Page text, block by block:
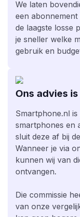
We laten
een
de laagste losse
je sneller welke
gebruik en
Ons advies
Smartphone.nl
smartphones en
sluit deze af bij
Wanneer je via
kunnen wij van
ontvangen.
Die commissie
van onze